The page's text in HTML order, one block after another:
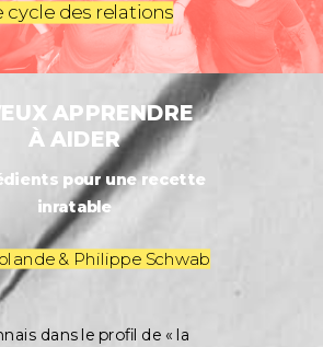
APPRENDRE
À AIDER
cycle des relations
& Philippe Schwab
pour une recette
inratable
dans le profil de « la